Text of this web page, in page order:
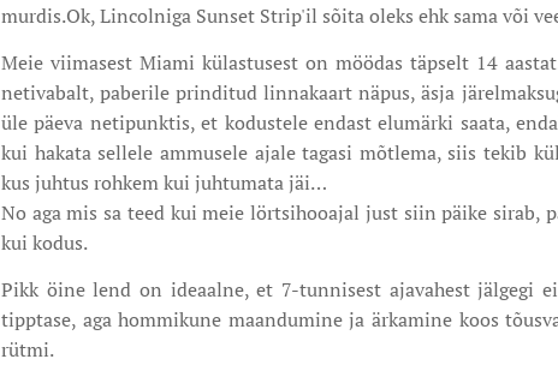
murdis.Ok, Lincolniga Sunset Strip'il sõita oleks ehk sama või
Meie viimasest Miami külastusest on möödas täpselt 14
netivabalt, paberile prinditud linnakaart näpus, äsja
üle päeva netipunktis, et kodustele endast elumärki saata,
kui hakata sellele ammusele ajale tagasi mõtlema, siis tekib
kus juhtus rohkem kui juhtumata jäi…
No aga mis sa teed kui meie lörtsihooajal just siin päike sirab,
kui kodus.
Pikk öine lend on ideaalne, et 7-tunnisest ajavahest jälgegi
tipptase, aga hommikune maandumine ja ärkamine koos
rütmi.